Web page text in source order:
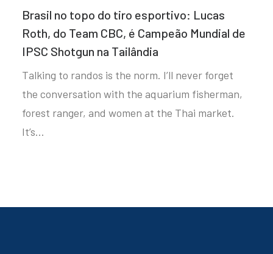
Brasil no topo do tiro esportivo: Lucas
Roth, do Team CBC, é Campeão Mundial de
IPSC Shotgun na Tailândia
Talking to randos is the norm. I’ll never forget
the conversation with the aquarium fisherman,
forest ranger, and women at the Thai market.
It’s…